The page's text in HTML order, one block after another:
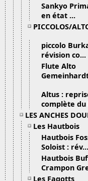
Sankyo
en état ...
PICCOLOS/
piccolo
révision co...
Flute Alto
Altus :
complète du
LES ANCHES
Les Hautbois
Hautbois
Soloist : rév...
Hautbois
Crampon
Les Fagotts